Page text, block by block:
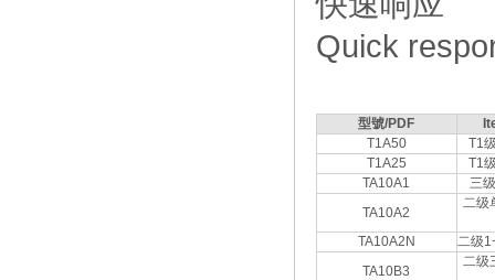
Quick
型號/PDF
T1A50
T1
T1A25
T1
TA10A1
三
TA10A2
二级
TA10A2N
二级
TA10B3
二级